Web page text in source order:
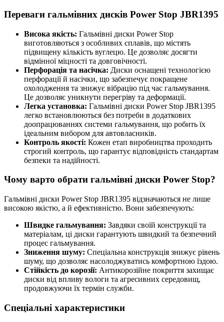
Переваги гальмівних дисків Power Stop JBR1395
Висока якість: Гальмівні диски Power Stop
виготовляються з особливих сплавів, що містять
підвищену кількість вуглецю. Це дозволяє досягти
відмінної міцності та довговічності.
Перфорація та насічка: Диски оснащені технологією
перфорації й насічки, що забезпечує покращене
охолодження та знижує вібрацію під час гальмування.
Це дозволяє уникнути перегріву та деформації.
Легка установка: Гальмівні диски Power Stop JBR1395
легко встановлюються без потреби в додаткових
доопрацюваннях системи гальмування, що робить їх
ідеальним вибором для автовласників.
Контроль якості: Кожен етап виробництва проходить
строгий контроль, що гарантує відповідність стандартам
безпеки та надійності.
Чому варто обрати гальмівні диски Power Stop?
Гальмівні диски Power Stop JBR1395 відзначаються не лише
високою якістю, а й ефективністю. Вони забезпечують:
Швидке гальмування: Завдяки своїй конструкції та
матеріалам, ці диски гарантують швидкий та безпечний
процес гальмування.
Зниження шуму: Спеціальна конструкція знижує рівень
шуму, що дозволяє насолоджуватись комфортною їздою.
Стійкість до корозії: Антикорозійне покриття захищає
диски від впливу вологи та агресивних середовищ,
продовжуючи їх термін служби.
Спеціальні характеристики